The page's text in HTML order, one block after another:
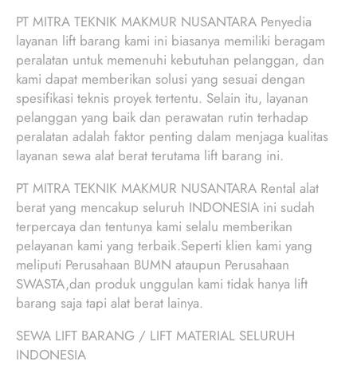
PT MITRA TEKNIK MAKMUR NUSANTARA Penyedia
layanan lift barang kami ini biasanya memiliki beragam
peralatan untuk memenuhi kebutuhan pelanggan, dan
kami dapat memberikan solusi yang sesuai dengan
spesifikasi teknis proyek tertentu. Selain itu, layanan
pelanggan yang baik dan perawatan rutin terhadap
peralatan adalah faktor penting dalam menjaga kualitas
layanan sewa alat berat terutama lift barang ini.
PT MITRA TEKNIK MAKMUR NUSANTARA Rental alat
berat yang mencakup seluruh INDONESIA ini sudah
terpercaya dan tentunya kami selalu memberikan
pelayanan kami yang terbaik.Seperti klien kami yang
meliputi Perusahaan BUMN ataupun Perusahaan
SWASTA,dan produk unggulan kami tidak hanya lift
barang saja tapi alat berat lainya.
SEWA LIFT BARANG / LIFT MATERIAL SELURUH
INDONESIA